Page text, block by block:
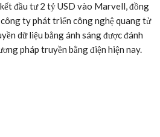
đầu tư 2 tỷ USD vào Marvell, đồng
ty phát triển công nghệ quang tử
dữ liệu bằng ánh sáng được đánh
pháp truyền bằng điện hiện nay.